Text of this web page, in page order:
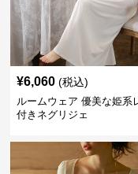
¥6,060 (税込)
ルームウェア 優美な姫系
付きネグリジェ